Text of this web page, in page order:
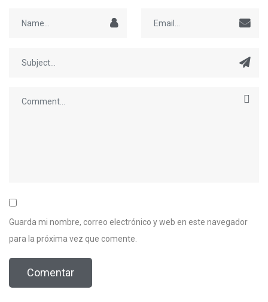
Guarda mi nombre, correo electrónico y web en este navegador
para la próxima vez que comente.